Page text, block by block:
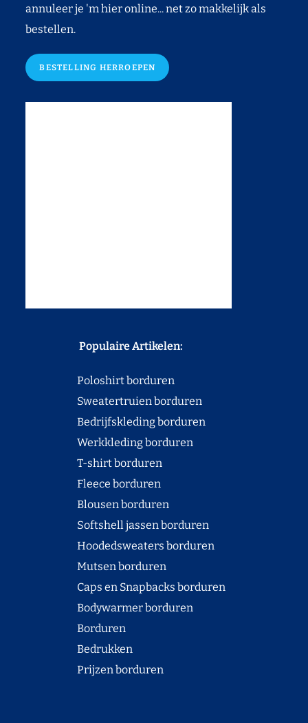
annuleer je 'm hier online... net zo makkelijk als
bestellen.
BESTELLING HERROEPEN
Populaire Artikelen:
Poloshirt borduren
Sweatertruien borduren
Bedrijfskleding borduren
Werkkleding borduren
T-shirt borduren
Fleece borduren
Blousen borduren
Softshell jassen borduren
Hoodedsweaters borduren
Mutsen borduren
Caps en Snapbacks borduren
Bodywarmer borduren
Borduren
Bedrukken
Prijzen borduren